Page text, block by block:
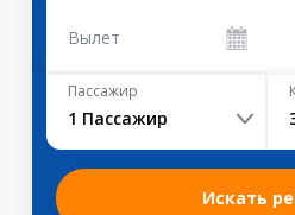
Вылет
Пассажир
1 Пассажир
Искать